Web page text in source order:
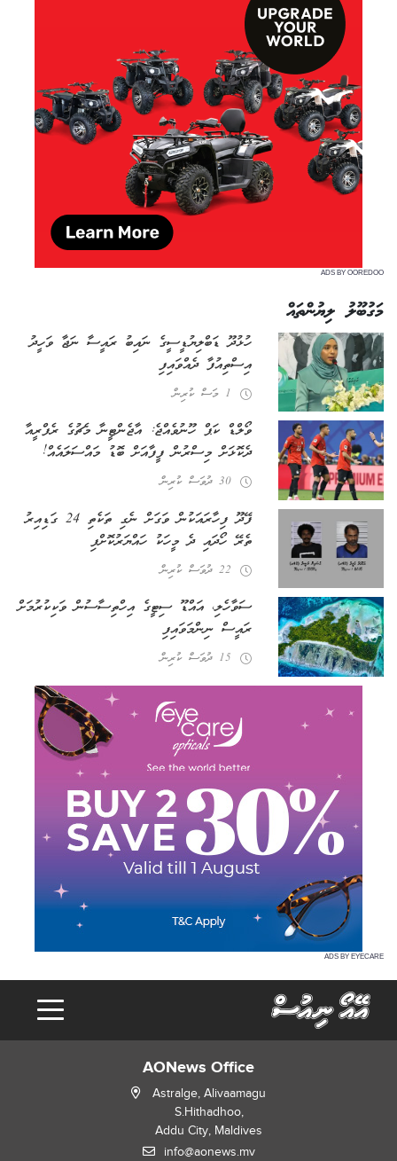
ADS BY OOREDOO
މަގުބޫލު ލިޔުންތައް
ހުޅުދޫ ޑަބްލިޔުޑީސީގެ ނައިބު ރައީސާ ނަޖާ ވަހީދު
އިސްތިއުފާ ދެއްވައިފި
1 މަސް ކުރިން
ވޯލްޑް ކަޕް ހޫނުވެއްޖެ: އާޖެންޓީނާ މެޗުގެ ރެފްރީއާ
ދެކޮޅަށް މިސްރުން ފީފާއަށް ބޮޑު މައްސަލައެއް!
30 ދުވަސް ކުރިން
ފޭދޫ ފިހާރައަކުން ވަގަށް ނެގި ތަކެތި 24 ގަޑިއިރު
ތެރޭ ހޯދައި ދެ މީހަކު ހައްޔަރުކޮށްފި
22 ދުވަސް ކުރިން
ސަވާހެލި، އައްޑޫ ސިޓީގެ އިހްތިސާސުން ވަކިކުރުމަށް
ރައީސް ނިންމަވައިފި
15 ދުވަސް ކުރިން
ADS BY EYECARE
AONews Office
Astralge, Alivaamagu
S.Hithadhoo,
Addu City, Maldives
info@aonews.mv